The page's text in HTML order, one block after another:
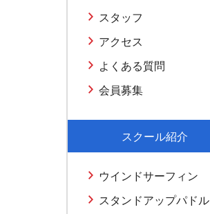
スタッフ
アクセス
よくある質問
会員募集
スクール紹介
ウインドサーフィン
スタンドアップパドル